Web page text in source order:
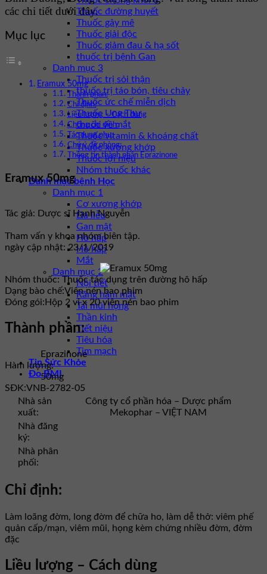
Thuốc đường huyết
Thuốc gây mê
Thuốc giải độc
Thuốc giảm đau & hạ sốt
thuốc trị bệnh Gan
Danh mục 3
Thuốc trị sỏi thận
thuốc trị táo bón, tiêu chảy
Thuốc ức chế miễn dịch
Thuốc Ung Thư
thuốc về mắt
Thuốc vitamin & khoáng chất
Thuốc xương khớp
Thuốc lợi niệu
Nhóm thuốc khác
Danh mục bệnh Học
Danh mục 1
Cơ xương khớp
Da liễu
Gan mật
Hô hấp
Hô hấp
Mắt
Danh mục 2
Nội tiết
Răng hàm mặt
Tai mũi họng
Thần kinh
Tiết niệu
Tiêu hóa
Tim mạch
Tin Sức Khỏe
Đo BMI
các chi tiết dưới đây.
Mục lục
Eramux 50mg
Thành phần:
Chỉ định:
Liều lượng – Cách dùng
Chống chỉ định:
Tác dụng phụ:
Chú ý đề phòng:
Thông tin thành phần Eprazinone
Eramux 50mg
Tác giả: Dược sĩ Hạnh Nguyễn
Tham vấn y khoa nhóm biên tập.
ngày cập nhật: 23/1/2019
Nhóm thuốc: Thuốc tác dụng trên đường hô hấp
Dạng bào chế:Viên nén bao phim
Đóng gói: Hộp 2 vỉ x 20 viên nén bao phim
Thành phần:
Eprazinone
Hàm lượng:
50mg
SĐK:VNB-2782-05
Nhà sản
xuất:
Công ty cổ phần hóa – Dược phẩm
Mekophar – VIỆT NAM
Nhà đăng
ký:
Nhà phân
phối:
Chỉ định:
Làm loãng đờm, long đờm để chữa ho, làm dễ thở: viêm phế
quản cấp/mạn, viêm mũi, họng kèm chứng nhiều đờm, đờm
đặc
Liều lượng – Cách dùng